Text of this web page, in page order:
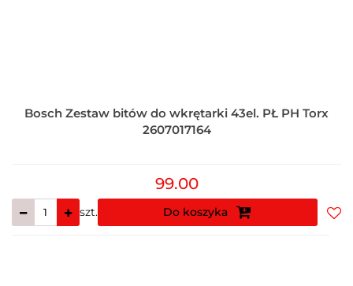
Bosch Zestaw bitów do wkrętarki 43el. PŁ PH Torx
2607017164
99.00
szt. Do koszyka